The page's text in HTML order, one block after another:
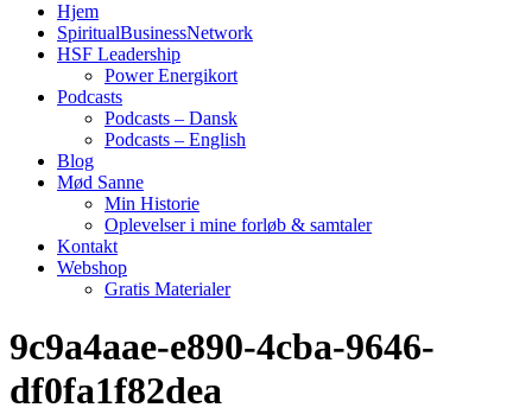
Hjem
SpiritualBusinessNetwork
HSF Leadership
Power Energikort
Podcasts
Podcasts – Dansk
Podcasts – English
Blog
Mød Sanne
Min Historie
Oplevelser i mine forløb & samtaler
Kontakt
Webshop
Gratis Materialer
9c9a4aae-e890-4cba-9646-
df0fa1f82dea